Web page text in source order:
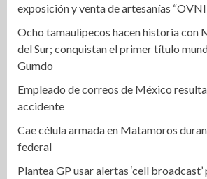
exposición y venta de artesanías
Ocho tamaulipecos hacen historia con
del Sur; conquistan el primer título
Gumdo
Empleado de correos de México
accidente
Cae célula armada en Matamoros
federal
Plantea GP usar alertas ‘cell